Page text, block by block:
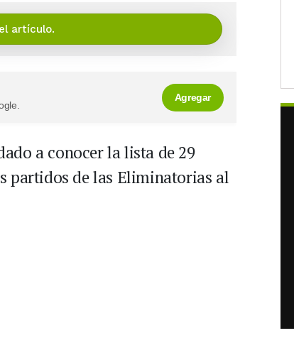
artículo.
Agregar
a conocer la lista de 29
partidos de las Eliminatorias al